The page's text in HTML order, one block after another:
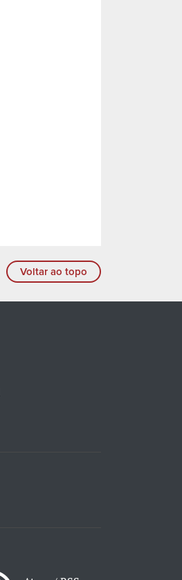
Voltar ao topo